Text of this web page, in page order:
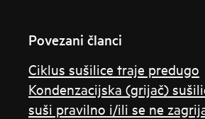
Povezani članci
Ciklus sušilice traje predugo
Kondenzacijska (grijač)
suši pravilno i/ili se ne